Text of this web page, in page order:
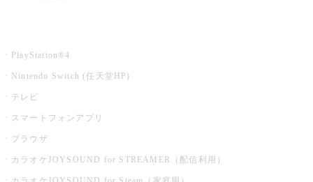
PlayStation®4
Nintendo Switch (任天堂HP)
テレビ
スマートフォンアプリ
ブラウザ
カラオケJOYSOUND for STREAMER（配信利用）